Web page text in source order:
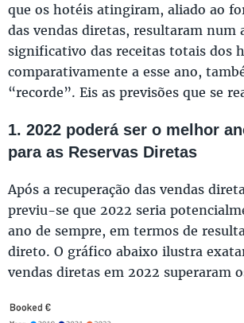
que os hotéis atingiram, aliado ao
das vendas diretas, resultaram num
significativo das receitas totais dos
comparativamente a esse ano,
“recorde”. Eis as previsões que se
1. 2022 poderá ser o melhor
para as Reservas Diretas
Após a recuperação das vendas
previu-se que 2022 seria
ano de sempre, em termos de
direto. O gráfico abaixo ilustra
vendas diretas em 2022 superaram